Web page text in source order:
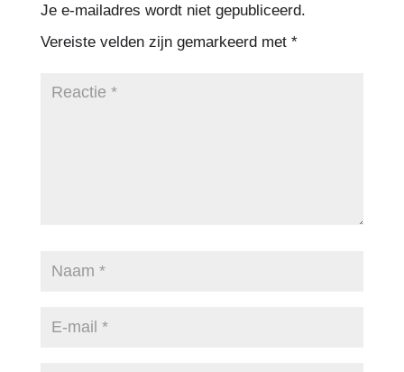
Je e-mailadres wordt niet gepubliceerd.
Vereiste velden zijn gemarkeerd met *